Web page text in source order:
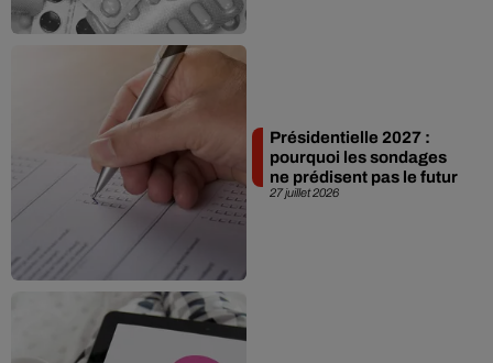
27 juillet 2026
Présidentielle 2027 :
pourquoi les sondages
ne prédisent pas le futur